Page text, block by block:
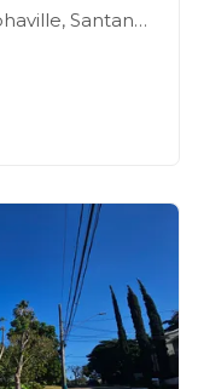
de Parnaíba-SP